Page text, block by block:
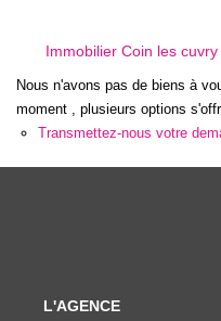
Immobilier Coin les cuvry
Nous n'avons pas de biens à
moment , plusieurs options
Transmettez-nous votre
L'AGENCE